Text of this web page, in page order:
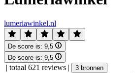
lumeriawinkel.nl
De score is: 9,5
De score is: 9,5
| totaal 621 reviews | 3 bronnen